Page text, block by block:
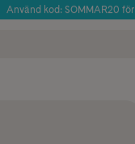
Använd kod: SOMMAR20